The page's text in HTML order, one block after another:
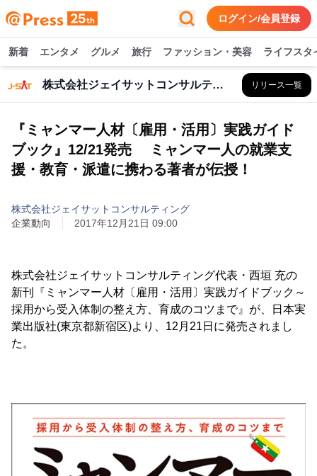
ログイン/会員登録
新着 エンタメ グルメ 旅行 ファッション・美容 ライフスタ
株式会社ジェイサットコンサルティング リリース一覧
『ミャンマー人材〔雇用・活用〕実践ガイド
ブック』12/21発売 ミャンマー人の就業支
援・教育・派遣に携わる著者が伝授！
株式会社ジェイサットコンサルティング
企業動向
2017年12月21日 09:00
株式会社ジェイサットコンサルティング代表・西垣 充の
新刊『ミャンマー人材〔雇用・活用〕実践ガイドブック～
採用から受入体制の整え方、育成のコツまで』が、日本実
業出版社(東京都新宿区)より、12月21日に発売されまし
た。